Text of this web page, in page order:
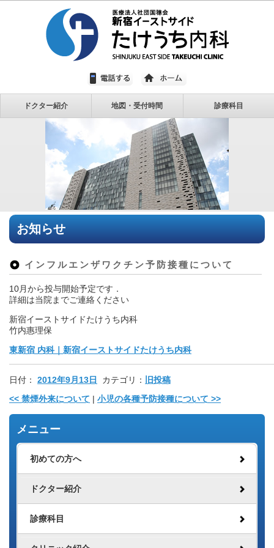
ドクター紹介 地図・受付時間 診療科目
お知らせ
インフルエンザワクチン予防接種について
10月から投与開始予定です．
詳細は当院までご連絡ください
新宿イーストサイドたけうち内科
竹内惠理保
東新宿 内科｜新宿イーストサイドたけうち内科
日付： 2012年9月13日 カテゴリ： 旧投稿
<< 禁煙外来について 小児の各種予防接種について >>
メニュー
初めての方へ
ドクター紹介
診療科目